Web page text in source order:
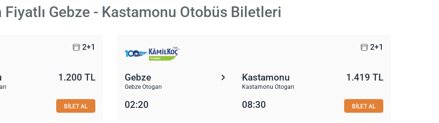
Fiyatlı Gebze - Kastamonu Otobüs Biletleri
2+1
1.200 TL
BİLET AL
2+1
Gebze
Gebze Otogarı
Kastamonu
Kastamonu Otogarı
1.419 TL
02:20 08:30 BİLET AL